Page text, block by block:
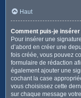
Haut
Comment puis-je
Pour insérer une
d’abord en créer une
fois créée, vous pouvez
formulaire de rédaction
également ajouter une
cochant la case
vous choisissez cette
sur chaque message